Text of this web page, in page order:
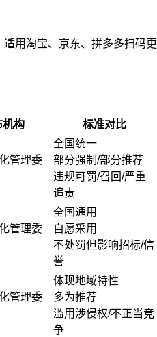
用淘宝、京东、拼多多扫码更
机构 标准对比
管理委
全国统一
部分强制/部分推荐
违规可罚/召回/严重
追责
管理委
全国通用
自愿采用
不处罚但影响招标/信
誉
管理委
体现地域特性
多为推荐
滥用涉侵权/不正当竞
争